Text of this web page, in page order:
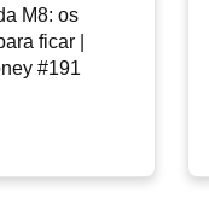
M8: os
ficar |
#191